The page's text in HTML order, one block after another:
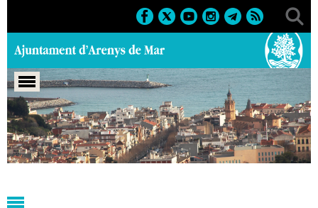
Portada > Agenda > 20-11-
2007 > Marcs > Culturals > 2007 > Conferències 2007